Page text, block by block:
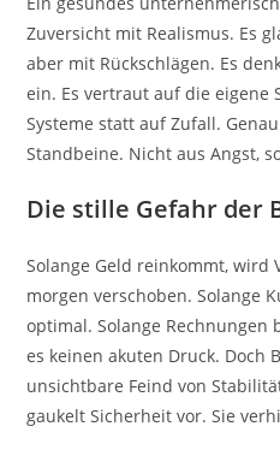
Zuversicht mit Realismus. Es
aber mit Rückschlägen. Es
ein. Es vertraut auf die eigene
Systeme statt auf Zufall.
Standbeine. Nicht aus Angst,
Die stille Gefahr der
Solange Geld reinkommt, wird
morgen verschoben. Solange
optimal. Solange Rechnungen
es keinen akuten Druck. Doch
unsichtbare Feind von
gaukelt Sicherheit vor. Sie